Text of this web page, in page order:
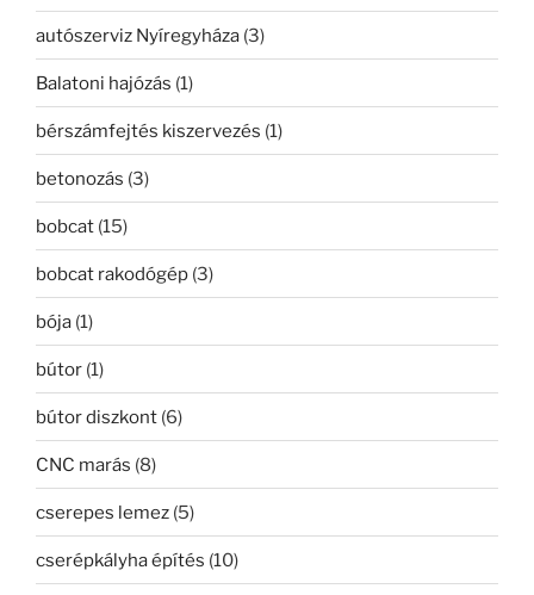
autószerviz Nyíregyháza (3)
Balatoni hajózás (1)
bérszámfejtés kiszervezés (1)
betonozás (3)
bobcat (15)
bobcat rakodógép (3)
bója (1)
bútor (1)
bútor diszkont (6)
CNC marás (8)
cserepes lemez (5)
cserépkályha építés (10)